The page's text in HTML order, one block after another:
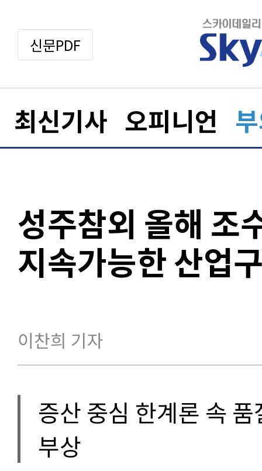
신문PDF
최신기사 오피니언
성주참외 올해
지속가능한 산업
이찬희 기자
증산 중심 한계론 속
부상